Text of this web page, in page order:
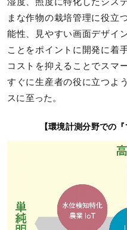
まな作物の栽培管理に役立
能性、見やすい画面デザイ
ことをポイントに開発に着
コストを抑えることでスマ
すぐに生産者の役に立つよ
スに至った。
【環境計測分野での